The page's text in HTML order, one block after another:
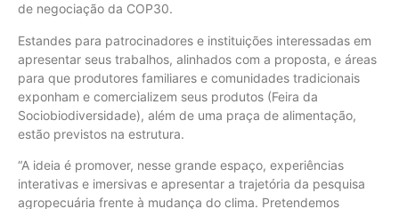
de negociação da COP30.
Estandes para patrocinadores e instituições interessadas em
apresentar seus trabalhos, alinhados com a proposta, e áreas
para que produtores familiares e comunidades tradicionais
exponham e comercializem seus produtos (Feira da
Sociobiodiversidade), além de uma praça de alimentação,
estão previstos na estrutura.
“A ideia é promover, nesse grande espaço, experiências
interativas e imersivas e apresentar a trajetória da pesquisa
agropecuária frente à mudança do clima. Pretendemos